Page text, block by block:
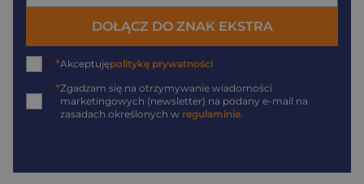
DOŁĄCZ DO ZNAK EKSTRA
*Akceptujępolitykę prywatności
*Zgadzam się na otrzymywanie wiadomości
marketingowych (newsletter) na podany e-mail na
zasadach określonych w regulaminie.